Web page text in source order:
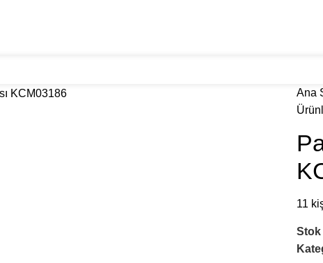
Ana
11
Stok